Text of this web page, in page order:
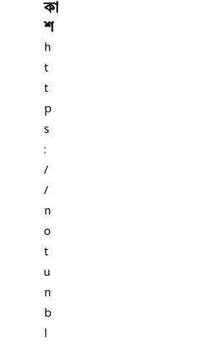
কা
শ
h
t
t
p
s
:
/
/
n
o
t
u
n
b
l